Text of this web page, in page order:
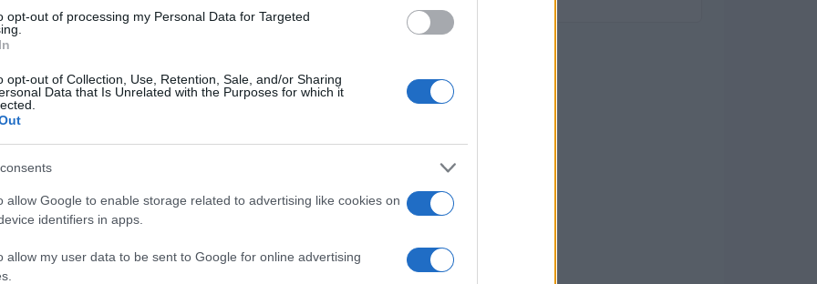
opt-out of processing my Personal Data for Targeted
opt-out of Collection, Use, Retention, Sale, and/or Sharing
Data that Is Unrelated with the Purposes for which it
allow Google to enable storage related to advertising like cookies on
identifiers in apps.
allow my user data to be sent to Google for online advertising
brasileiras
os Estados Unidos e Israel tem afetado as rotas
— cerca de 1,8 milhão de toneladas — foi
de aproximadamente 900 mil toneladas nos
aumento nos volumes de farelo de soja até maio.
de Ormuz. Ele mencionou que um navio